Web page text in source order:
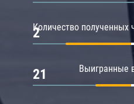
Количество
2
Выигранные
21